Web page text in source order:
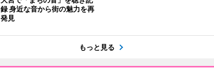
録 身近な音から街の魅力を再
発見
もっと見る